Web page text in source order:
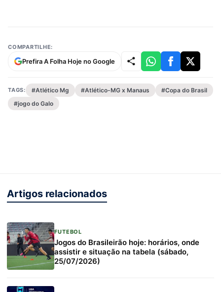
COMPARTILHE:
Prefira A Folha Hoje no Google
TAGS: #Atlético Mg #Atlético-MG x Manaus
#Copa do Brasil
#jogo do Galo
Artigos relacionados
FUTEBOL
Jogos do Brasileirão hoje: horários, onde
assistir e situação na tabela (sábado,
25/07/2026)